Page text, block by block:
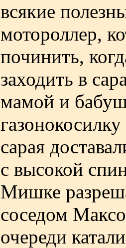
всякие
мотороллер,
починить,
заходить в
мамой и
сарая
с высокой
Мишке
соседом
очереди